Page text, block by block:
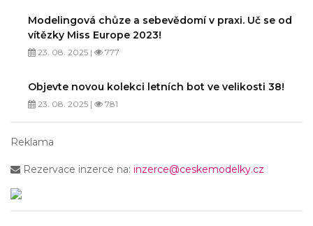
Modelingová chůze a sebevědomí v praxi. Uč se od
vítězky Miss Europe 2023!
23. 08. 2025 | 777
Objevte novou kolekci letních bot ve velikosti 38!
23. 08. 2025 | 781
Reklama
Rezervace inzerce na: inzerce@ceskemodelky.cz